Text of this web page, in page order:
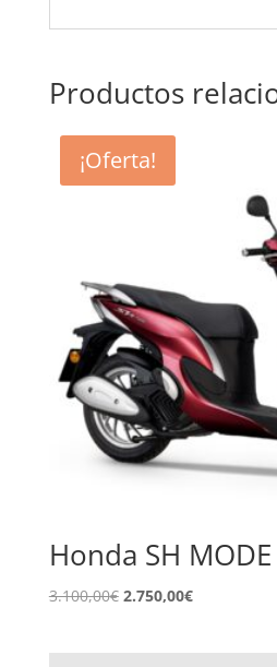
Productos
¡Oferta!
Honda SH
3.100,00€ El
2.750,00€El